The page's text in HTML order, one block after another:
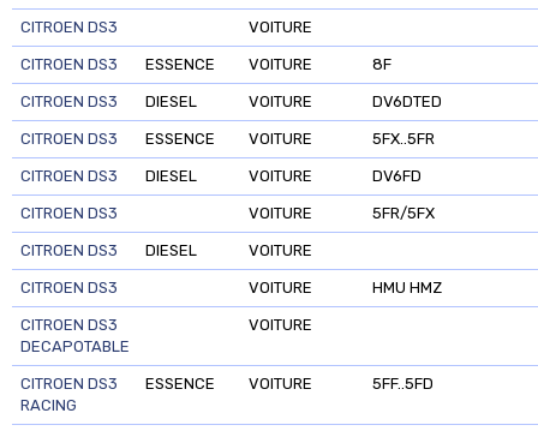
CITROEN DS3 VOITURE
CITROEN DS3 ESSENCE VOITURE 8F
CITROEN DS3 DIESEL VOITURE DV6DTED
CITROEN DS3 ESSENCE VOITURE 5FX..5FR
CITROEN DS3 DIESEL VOITURE DV6FD
CITROEN DS3 VOITURE 5FR/5FX
CITROEN DS3 DIESEL VOITURE
CITROEN DS3 VOITURE HMU HMZ
CITROEN DS3
DECAPOTABLE
VOITURE
CITROEN DS3
RACING
ESSENCE VOITURE 5FF..5FD